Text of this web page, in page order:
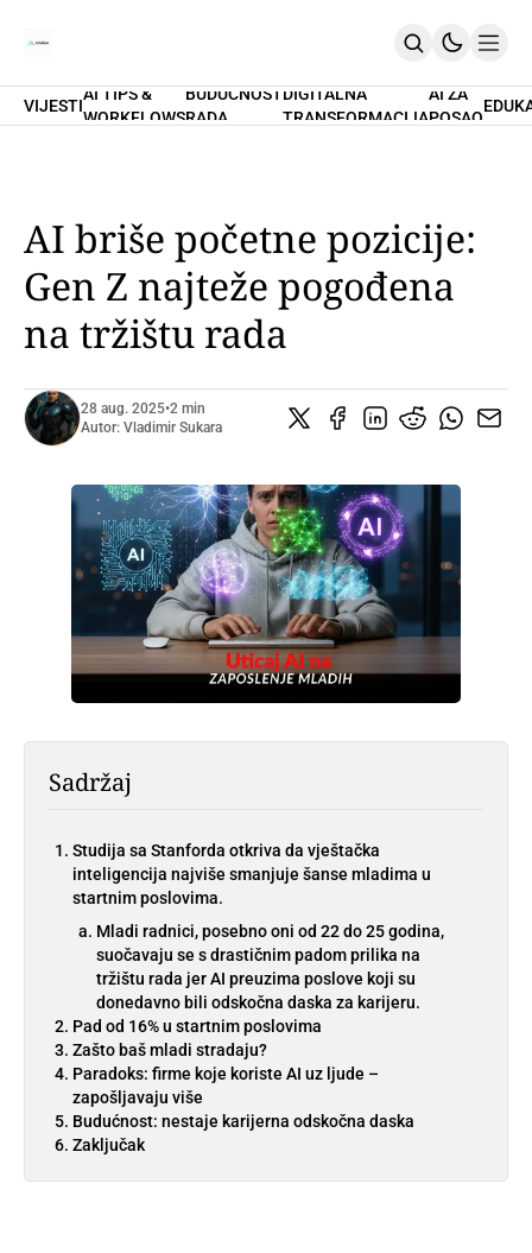
Home
PRETPLATI SE
VIJESTI
AI TIPS &
WORKFLOWS
BUDUĆNOST
RADA
DIGITALNA
TRANSFORMACIJA
AI ZA
POSAO
AI briše početne pozicije:
Gen Z najteže pogođena
na tržištu rada
28 aug. 2025•2 min
Autor: Vladimir Sukara
Sadržaj
Studija sa Stanforda otkriva da vještačka
inteligencija najviše smanjuje šanse mladima u
startnim poslovima.
Mladi radnici, posebno oni od 22 do 25 godina,
suočavaju se s drastičnim padom prilika na
tržištu rada jer AI preuzima poslove koji su
donedavno bili odskočna daska za karijeru.
Pad od 16% u startnim poslovima
Zašto baš mladi stradaju?
Paradoks: firme koje koriste AI uz ljude –
zapošljavaju više
Budućnost: nestaje karijerna odskočna daska
Zaključak